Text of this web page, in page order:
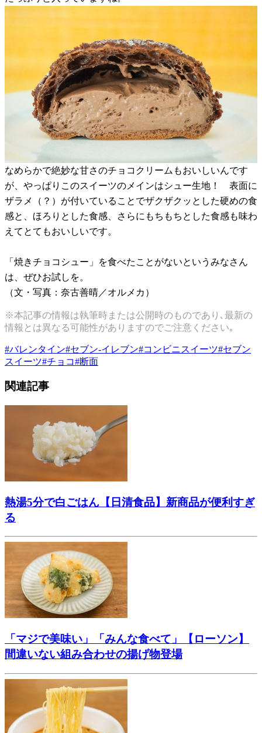
なめらかで絶妙な甘さのチョコクリームもおいしいんです
が、やっぱりこのスイーツのメインはシュー生地！ 表面に
ザラメ（？）が付いていることでザクザクッとした硬めの食
感と、ほろりとした食感、さらにもちもちとした食感も味わ
えてとてもおいしいです。
「焼きチョコシュー」を食べたことがないというみなさん
は、ぜひお試しを。
（文・写真：奈古善晴／オルメカ）
※本記事の情報は執筆時または公開時のものであり､最新の
情報とは異なる可能性がありますのでご注意ください｡
#バレンタイン#セブン-イレブン#コンビニスイーツ#セブン
スイーツ#チョコ#断面
関連記事
熱湯5分で白ごはん【日清食品】新商品が便利すぎ
る
「マジで美味い」「みんな食べて」【ローソン】
間違いない組み合わせの揚げ物登場